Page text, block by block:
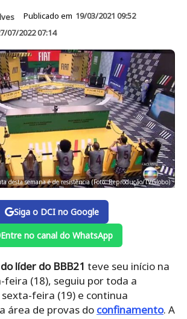
Publicado em 19/03/2021 09:52
07/2022 07:14
desta semana é de resistência (Foto: Reprodução/TVGlobo)
Siga o DCI no Google
Entre no canal do WhatsApp
líder do BBB21 teve seu início na
(18), seguiu por toda a
feira (19) e continua
área de provas do confinamento. A